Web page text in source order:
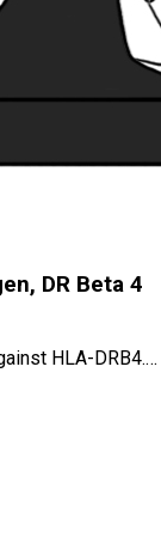
DR Beta 4
HLA-DRB4.…